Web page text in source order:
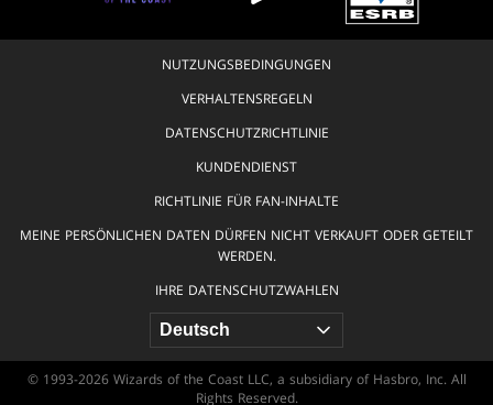
NUTZUNGSBEDINGUNGEN
VERHALTENSREGELN
DATENSCHUTZRICHTLINIE
KUNDENDIENST
RICHTLINIE FÜR FAN-INHALTE
MEINE PERSÖNLICHEN DATEN DÜRFEN NICHT VERKAUFT ODER GETEILT
WERDEN.
IHRE DATENSCHUTZWAHLEN
© 1993-2026 Wizards of the Coast LLC, a subsidiary of Hasbro, Inc. All
Rights Reserved.